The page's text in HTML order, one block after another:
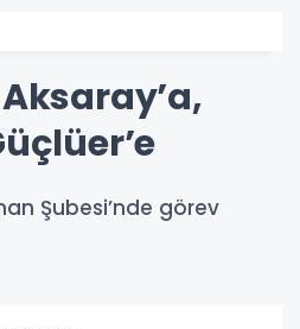
Şubesi’nde görev